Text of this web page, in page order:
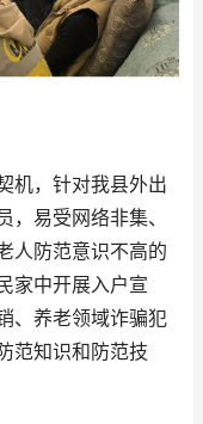
，针对我县外出
易受网络非集、
人防范意识不高的
家中开展入户宣
、养老领域诈骗犯
范知识和防范技